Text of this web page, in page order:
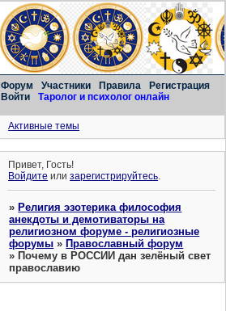
Форум Участники Правила
Регистрация
Войти
Таролог и психолог онлайн
Активные темы
Привет, Гость!
Войдите илизарегистрируйтесь.
»Религия эзотерика философия
анекдоты и демотиваторы на
религиозном форуме - религиозные
форумы »Православный форум
»Почему в РОССИИ дан зелёный свет
православию